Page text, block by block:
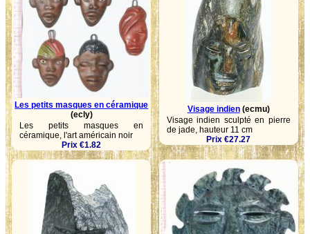
Les petits masques en céramique
(ecly)
Les petits masques en
céramique, l'art américain noir
Prix €1.82
Visage indien(ecmu)
Visage indien sculpté en pierre
de jade, hauteur 11 cm
Prix €27.27